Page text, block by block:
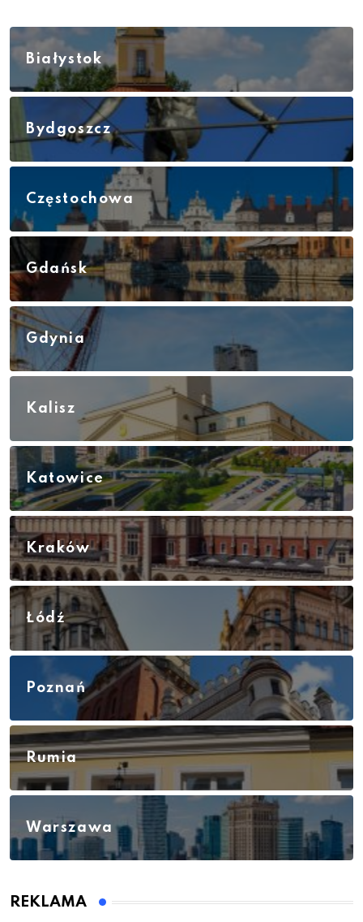
Białystok
Bydgoszcz
Częstochowa
Gdańsk
Gdynia
Kalisz
Katowice
Kraków
Łódź
Poznań
Rumia
Warszawa
REKLAMA